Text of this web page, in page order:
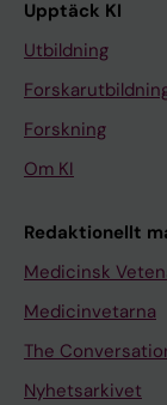
Upptäck KI
Utbildning
Forskning
Om KI
Redaktionellt
Medicinsk
Medicinvetarna
The
Nyhetsarkivet